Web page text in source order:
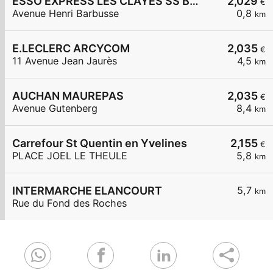
0,8 km
Avenue Henri Barbusse
2,035 €
4,5 km
E.LECLERC ARCYCOM
11 Avenue Jean Jaurès
2,035 €
8,4 km
AUCHAN MAUREPAS
Avenue Gutenberg
2,155 €
5,8 km
Carrefour St Quentin en Yvelines
PLACE JOEL LE THEULE
5,7 km
INTERMARCHE ELANCOURT
Rue du Fond des Roches